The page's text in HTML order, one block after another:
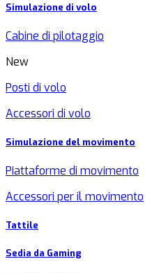
Simulazione di volo
Cabine di pilotaggio
New
Posti di volo
Accessori di volo
Simulazione del movimento
Piattaforme di movimento
Accessori per il movimento
Tattile
Sedia da Gaming